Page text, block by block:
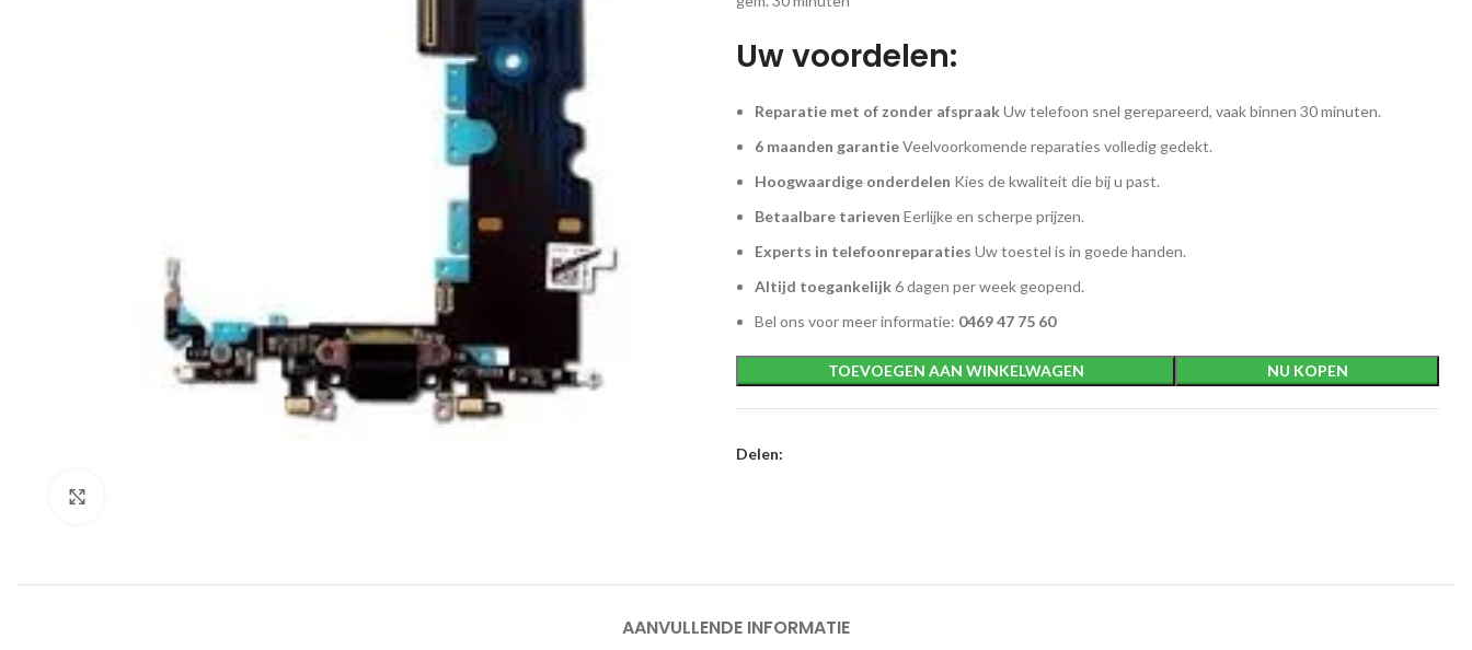
Uw voordelen:
Reparatie met of zonder afspraakUw telefoon snel gerepareerd, vaak binnen 30 minuten.
6 maanden garantieVeelvoorkomende reparaties volledig gedekt.
Hoogwaardige onderdelen Kies de kwaliteit die bij u past.
Betaalbare tarieven Eerlijke en scherpe prijzen.
Experts in telefoonreparaties Uw toestel is in goede handen.
Altijd toegankelijk6 dagen per week geopend.
Bel ons voor meer informatie: 0469 47 75 60
TOEVOEGEN AAN WINKELWAGEN NU KOPEN
Delen:
AANVULLENDE INFORMATIE